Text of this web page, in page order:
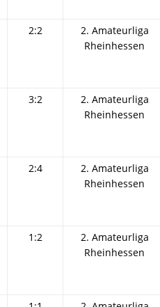
2:2
2. Amateurliga
Rheinhessen
3:2
2. Amateurliga
Rheinhessen
2:4
2. Amateurliga
Rheinhessen
1:2
2. Amateurliga
Rheinhessen